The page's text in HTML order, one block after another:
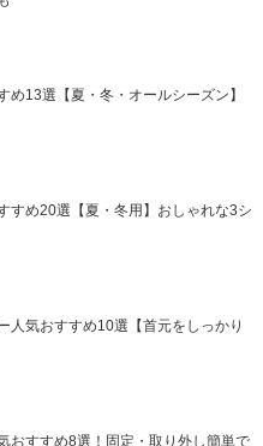
め13選【夏・冬・オールシーズン】
すめ20選【夏・冬用】おしゃれな3シ
人気おすすめ10選【首元をしっかり
おすすめ8選！固定・取り外し簡単で